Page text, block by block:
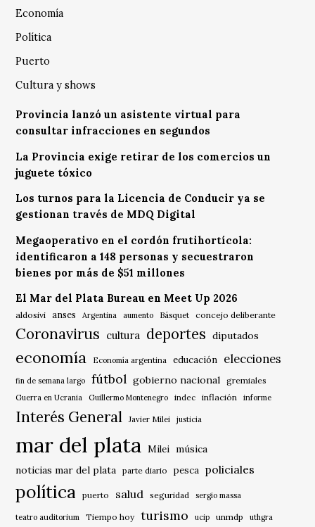
Economía
Política
Puerto
Cultura y shows
Provincia lanzó un asistente virtual para
consultar infracciones en segundos
La Provincia exige retirar de los comercios un
juguete tóxico
Los turnos para la Licencia de Conducir ya se
gestionan través de MDQ Digital
Megaoperativo en el cordón frutihortícola:
identificaron a 148 personas y secuestraron
bienes por más de $51 millones
El Mar del Plata Bureau en Meet Up 2026
aldosivi anses Argentina aumento Básquet concejo deliberante
Coronavirus cultura deportes diputados
economía Economía argentina educación elecciones
fin de semana largo fútbol gobierno nacional gremiales
Guerra en Ucrania Guillermo Montenegro indec inflación informe
Interés General Javier Milei justicia
mar del plata Milei música
noticias mar del plata
parte diario pesca policiales
política puerto salud seguridad sergio massa
teatro auditorium Tiempo hoy turismo ucip unmdp uthgra